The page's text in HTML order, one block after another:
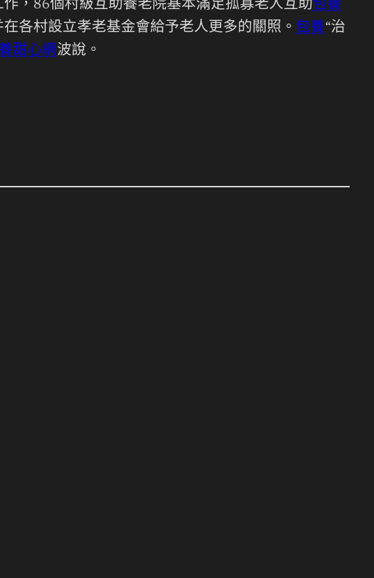
，86個村級互助養老院基本滿足孤寡老人互助包養
各村設立孝老基金會給予老人更多的關照。 包養“治
甜心網波說。